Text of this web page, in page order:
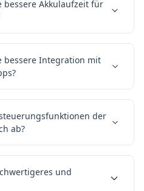
bessere Akkulaufzeit für
bessere Integration mit
der
ab?
und